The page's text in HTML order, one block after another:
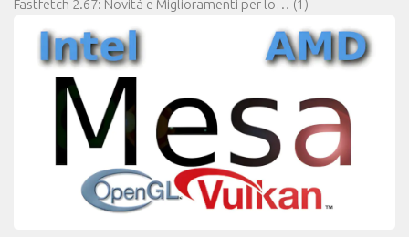
Fastfetch 2.67: Novità e Miglioramenti per lo… (1)